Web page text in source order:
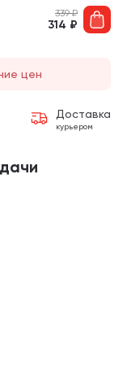
339₽
314 ₽
цен
Доставка
курьером